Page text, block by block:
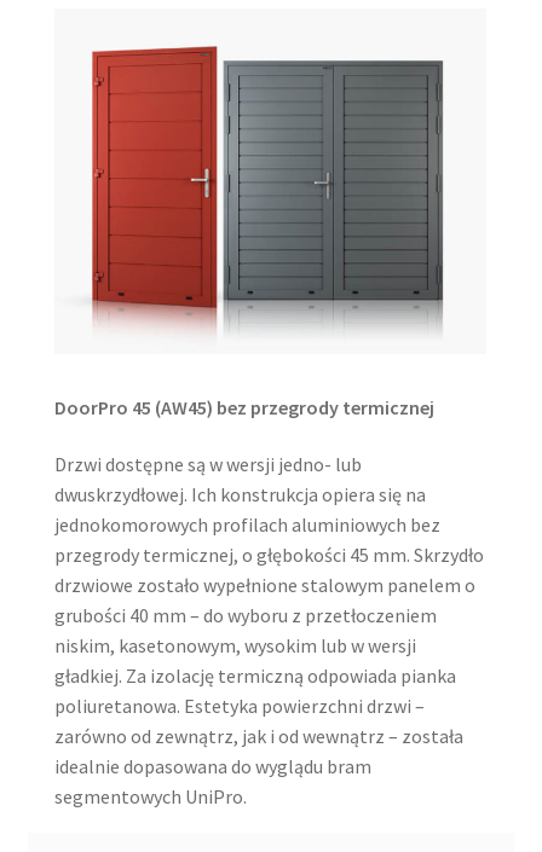
DoorPro 45 (AW45) bez przegrody termicznej
Drzwi dostępne są w wersji jedno- lub
dwuskrzydłowej. Ich konstrukcja opiera się na
jednokomorowych profilach aluminiowych bez
przegrody termicznej, o głębokości 45 mm. Skrzydło
drzwiowe zostało wypełnione stalowym panelem o
grubości 40 mm – do wyboru z przetłoczeniem
niskim, kasetonowym, wysokim lub w wersji
gładkiej. Za izolację termiczną odpowiada pianka
poliuretanowa. Estetyka powierzchni drzwi –
zarówno od zewnątrz, jak i od wewnątrz – została
idealnie dopasowana do wyglądu bram
segmentowych UniPro.